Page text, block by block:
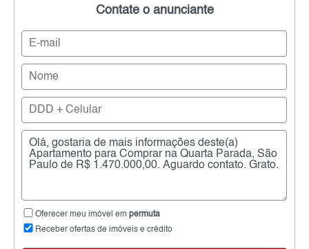
Contate o anunciante
Oferecer meu imóvel em permuta
Receber ofertas de imóveis e crédito